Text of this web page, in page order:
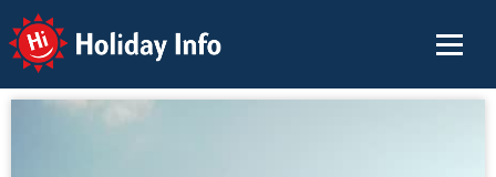
Holiday Info